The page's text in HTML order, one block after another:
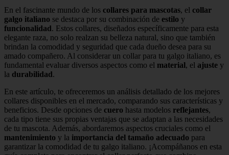
En el fascinante mundo de los collares para mascotas, el collar
galgo italiano se destaca por su combinación de estilo y
funcionalidad. Estos collares, diseñados específicamente para esta
elegante raza, no solo realzan su belleza natural, sino que también
brindan la comodidad y seguridad que cada dueño desea para su
amado compañero. Al considerar un collar para tu galgo italiano, es
fundamental evaluar diversos aspectos como el material, el ajuste y
la durabilidad.
En este artículo, te ofreceremos un análisis detallado de los mejores
collares disponibles en el mercado, comparando sus características y
beneficios. Desde opciones de cuero hasta modelos reflejantes,
cada tipo tiene sus propias ventajas que se adaptan a las necesidades
de tu mascota. Además, abordaremos aspectos cruciales como el
mantenimiento y la importancia del tamaño adecuado para
garantizar la comodidad de tu galgo italiano. ¡Acompáñanos en esta